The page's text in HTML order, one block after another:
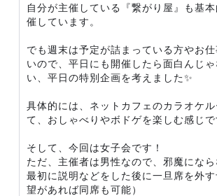
自分が主催している『繋がり屋』も基
催しています。
でも週末は予定が詰まっている方やお
いので、平日にも開催したら面白んじ
い、平日の特別企画を考えました✨
具体的には、ネットカフェのカラオケ
て、おしゃべりやボドゲを楽しむ感じで
そして、今回は女子会です！
ただ、主催者は男性なので、邪魔になら
最初に説明などをした後に一旦席を外
望があれば同席も可能）